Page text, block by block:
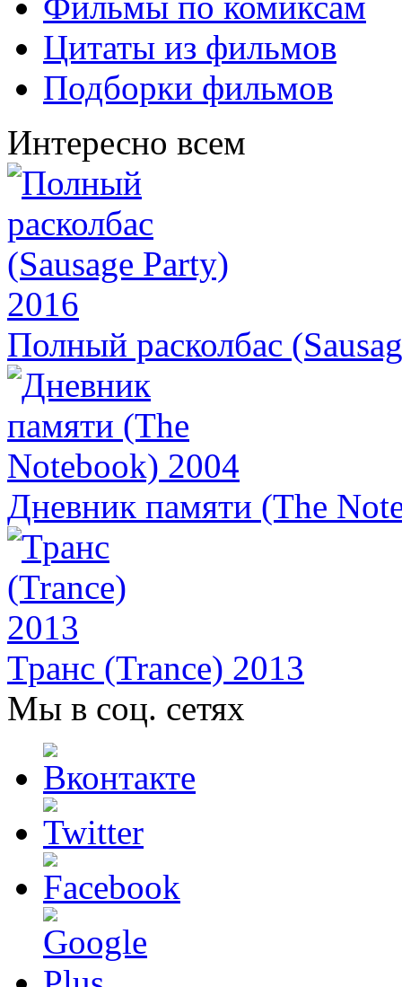
Цитаты из фильмов
Подборки фильмов
Интересно всем
Полный расколбас
Дневник памяти (The
Транс (Trance) 2013
Мы в соц. сетях